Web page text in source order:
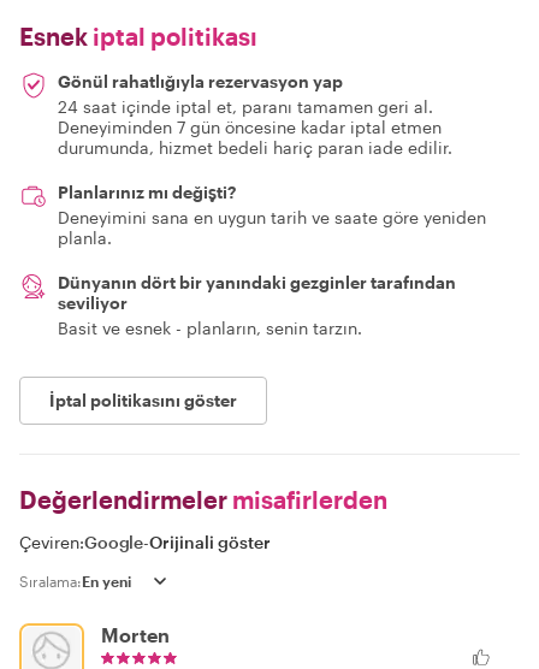
Esnek iptal politikası
Gönül rahatlığıyla rezervasyon yap
24 saat içinde iptal et, paranı tamamen geri al.
Deneyiminden 7 gün öncesine kadar iptal etmen
durumunda, hizmet bedeli hariç paran iade edilir.
Planlarınız mı değişti?
Deneyimini sana en uygun tarih ve saate göre yeniden
planla.
Dünyanın dört bir yanındaki gezginler tarafından
seviliyor
Basit ve esnek - planların, senin tarzın.
İptal politikasını göster
Değerlendirmeler misafirlerden
Çeviren:Google-Orijinali göster
Sıralama:
Morten